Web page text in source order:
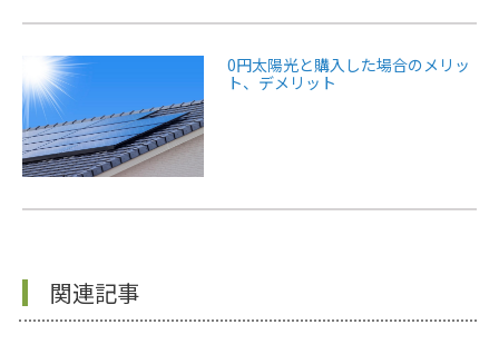
0円太陽光と購入した場合のメリッ
ト、デメリット
関連記事